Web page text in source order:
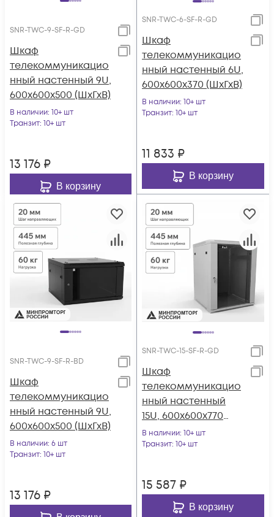
SNR-TWC-9-SF-R-GD
Шкаф
телекоммуникацио
нный настенный 9U,
600х600х500 (ШхГхВ)
В наличии: 10+ шт
Транзит: 10+ шт
13 176 ₽
В корзину
SNR-TWC-6-SF-R-GD
Шкаф
телекоммуникацио
нный настенный 6U,
600х600х370 (ШхГхВ)
В наличии: 10+ шт
Транзит: 10+ шт
11 833 ₽
В корзину
SNR-TWC-9-SF-R-BD
Шкаф
телекоммуникацио
нный настенный 9U,
600х600х500 (ШхГхВ)
В наличии: 6 шт
Транзит: 10+ шт
13 176 ₽
SNR-TWC-15-SF-R-GD
Шкаф
телекоммуникацио
нный настенный
15U, 600х600х770
(ШхГхВ)
В наличии: 10+ шт
Транзит: 10+ шт
15 587 ₽
В корзину